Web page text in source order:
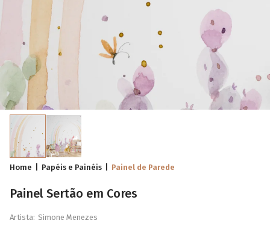
Home Papéis e Painéis Painel de Parede
Painel Sertão em Cores
Artista: Simone Menezes